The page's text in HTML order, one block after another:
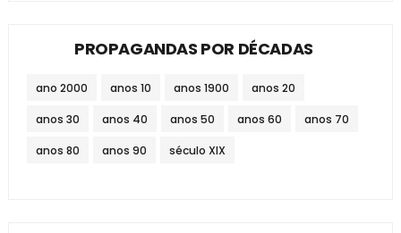
PROPAGANDAS POR DÉCADAS
ano 2000 anos 10 anos 1900 anos 20
anos 30 anos 40 anos 50 anos 60 anos 70
anos 80 anos 90 século XIX